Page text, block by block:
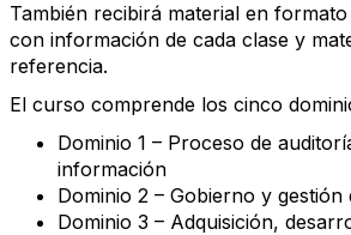
También recibirá material en
con información de cada clase y
referencia.
El curso comprende los cinco
Dominio 1 – Proceso de
información
Dominio 2 – Gobierno y gestión
Dominio 3 – Adquisición,